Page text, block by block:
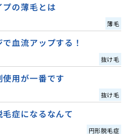
の薄毛とは
薄毛
血流アップする！
抜け毛
用が一番です
抜け毛
症になるなんて
円形脱毛症